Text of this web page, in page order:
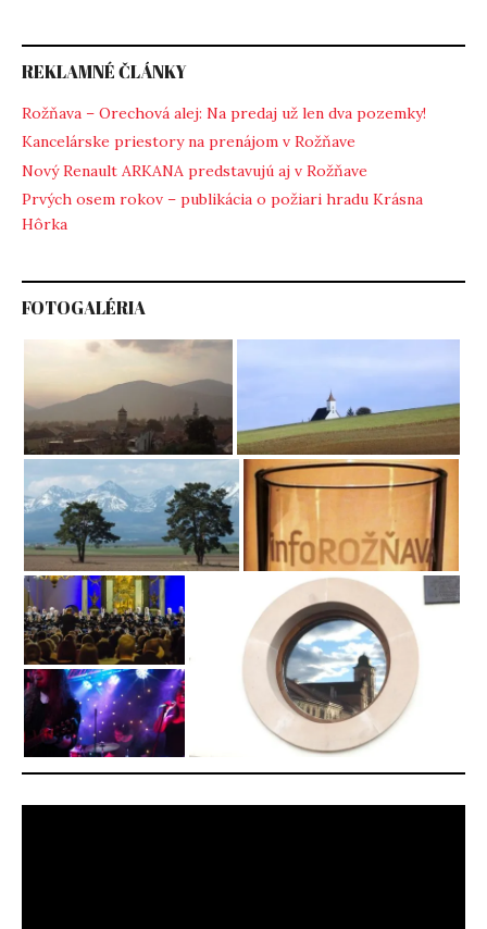
REKLAMNÉ ČLÁNKY
Rožňava – Orechová alej: Na predaj už len dva pozemky!
Kancelárske priestory na prenájom v Rožňave
Nový Renault ARKANA predstavujú aj v Rožňave
Prvých osem rokov – publikácia o požiari hradu Krásna
Hôrka
FOTOGALÉRIA